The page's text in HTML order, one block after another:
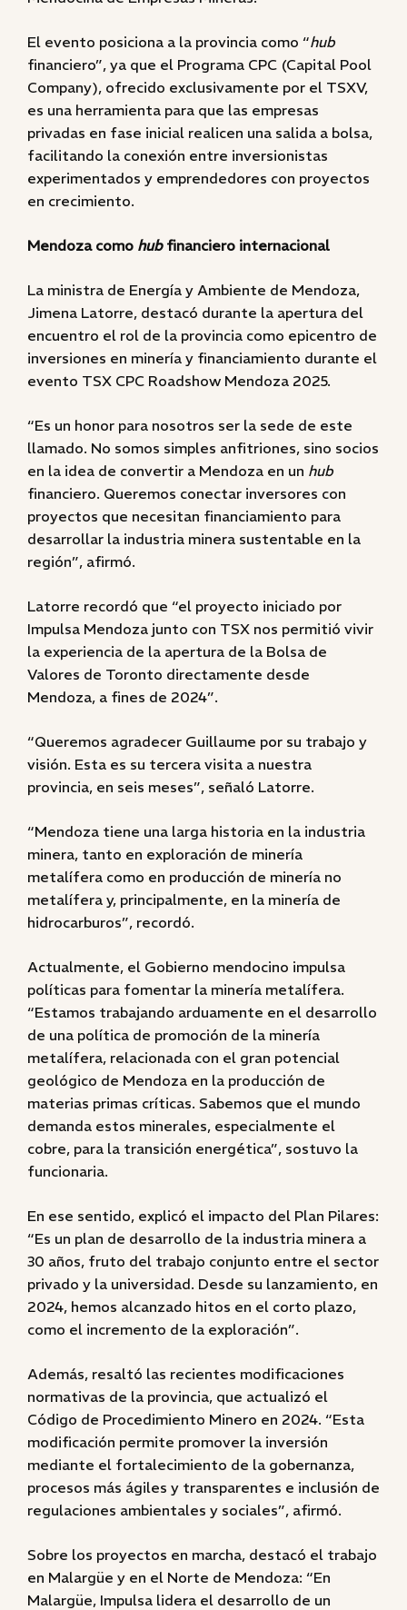
El evento posiciona a la provincia como “hub
financiero”, ya que el Programa CPC (Capital Pool
Company), ofrecido exclusivamente por el TSXV,
es una herramienta para que las empresas
privadas en fase inicial realicen una salida a bolsa,
facilitando la conexión entre inversionistas
experimentados y emprendedores con proyectos
en crecimiento.
Mendoza como hub financiero internacional
La ministra de Energía y Ambiente de Mendoza,
Jimena Latorre, destacó durante la apertura del
encuentro el rol de la provincia como epicentro de
inversiones en minería y financiamiento durante el
evento TSX CPC Roadshow Mendoza 2025.
“Es un honor para nosotros ser la sede de este
llamado. No somos simples anfitriones, sino socios
en la idea de convertir a Mendoza en un hub
financiero. Queremos conectar inversores con
proyectos que necesitan financiamiento para
desarrollar la industria minera sustentable en la
región”, afirmó.
Latorre recordó que “el proyecto iniciado por
Impulsa Mendoza junto con TSX nos permitió vivir
la experiencia de la apertura de la Bolsa de
Valores de Toronto directamente desde
Mendoza, a fines de 2024”.
“Queremos agradecer Guillaume por su trabajo y
visión. Esta es su tercera visita a nuestra
provincia, en seis meses”, señaló Latorre.
“Mendoza tiene una larga historia en la industria
minera, tanto en exploración de minería
metalífera como en producción de minería no
metalífera y, principalmente, en la minería de
hidrocarburos”, recordó.
Actualmente, el Gobierno mendocino impulsa
políticas para fomentar la minería metalífera.
“Estamos trabajando arduamente en el desarrollo
de una política de promoción de la minería
metalífera, relacionada con el gran potencial
geológico de Mendoza en la producción de
materias primas críticas. Sabemos que el mundo
demanda estos minerales, especialmente el
cobre, para la transición energética”, sostuvo la
funcionaria.
En ese sentido, explicó el impacto del Plan Pilares:
“Es un plan de desarrollo de la industria minera a
30 años, fruto del trabajo conjunto entre el sector
privado y la universidad. Desde su lanzamiento, en
2024, hemos alcanzado hitos en el corto plazo,
como el incremento de la exploración”.
Además, resaltó las recientes modificaciones
normativas de la provincia, que actualizó el
Código de Procedimiento Minero en 2024. “Esta
modificación permite promover la inversión
mediante el fortalecimiento de la gobernanza,
procesos más ágiles y transparentes e inclusión de
regulaciones ambientales y sociales”, afirmó.
Sobre los proyectos en marcha, destacó el trabajo
en Malargüe y en el Norte de Mendoza: “En
Malargüe, Impulsa lidera el desarrollo de un